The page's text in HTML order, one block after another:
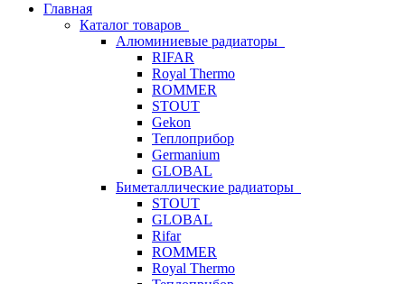
Главная
Каталог товаров
Алюминиевые радиаторы
RIFAR
Royal Thermo
ROMMER
STOUT
Gekon
Теплоприбор
Germanium
GLOBAL
Биметаллические радиаторы
STOUT
GLOBAL
Rifar
ROMMER
Royal Thermo